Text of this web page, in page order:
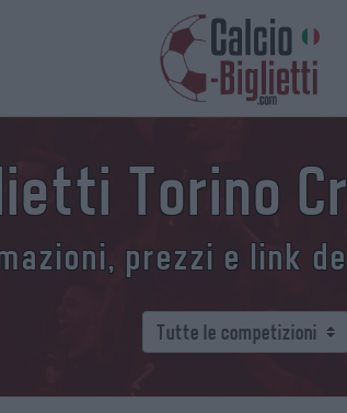
Torino
prezzi e link